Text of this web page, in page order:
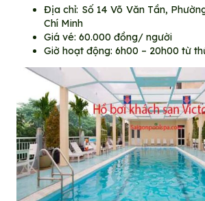
Địa chỉ: Số 14 Võ Văn Tần,
Chí Minh
Giá vé: 60.000 đồng/ người
Giờ hoạt động: 6h00 – 20h00 từ